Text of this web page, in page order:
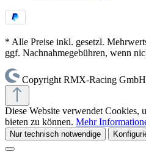
* Alle Preise inkl. gesetzl.
ggf. Nachnahmegebühren, wenn
Copyright RMX-Racing GmbH
Diese Website verwendet Cookies,
bieten zu können. Mehr
Nur technisch notwendige